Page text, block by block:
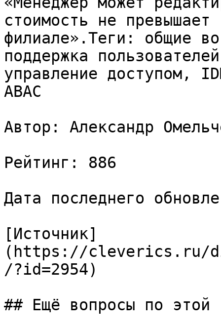
стоимость не
филиале».Теги: общие
поддержка
управление доступом,
ABAC
Автор: Александр
Рейтинг: 886
Дата последнего
[Источник]
(https://cleverics.ru/
/?id=2954)
## Ещё вопросы по этой